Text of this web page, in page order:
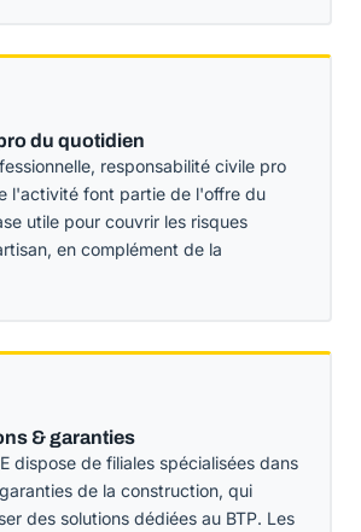
du quotidien
responsabilité civile pro
l'activité font partie de l'offre du
utile pour couvrir les risques
en complément de la
& garanties
dispose de filiales spécialisées dans
de la construction, qui
des solutions dédiées au BTP. Les